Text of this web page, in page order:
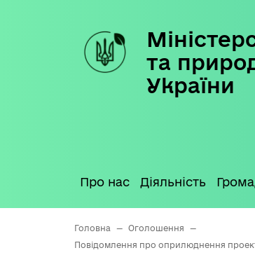
та
України
Про нас Діяльність
Головна — Оголошення
—
Повідомлення про оприлюднення